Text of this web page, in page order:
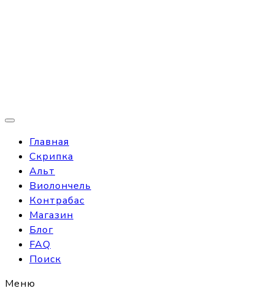
Главная
Скрипка
Альт
Виолончель
Контрабас
Магазин
Блог
FAQ
Поиск
Меню